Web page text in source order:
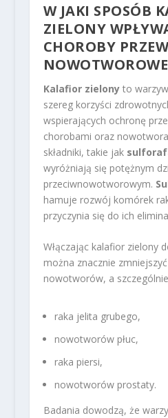
W JAKI SPOSÓB
ZIELONY
CHOROBY
Kalafior zielonyto
szereg korzyści
wspierających ochronę
chorobami oraz
składniki, takie jak
wyróżniają się potężnym
przeciwnowotworowym.
hamuje rozwój komórek
przyczynia się do ich
Włączając kalafior zielony
można znacznie
nowotworów, a
raka jelita grubego,
nowotworów płuc,
raka piersi,
nowotworów prostaty.
Badania dowodzą, że